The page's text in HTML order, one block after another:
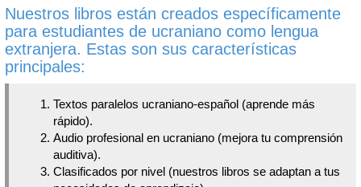
Nuestros libros están creados específicamente
para estudiantes de ucraniano como lengua
extranjera. Estas son sus características
principales:
Textos paralelos ucraniano-español (aprende más
rápido).
Audio profesional en ucraniano (mejora tu comprensión
auditiva).
Clasificados por nivel (nuestros libros se adaptan a tus